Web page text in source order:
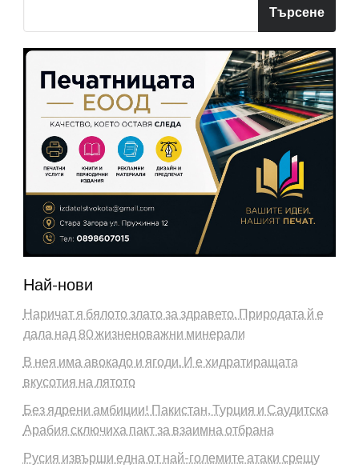
Търсене
Най-нови
Наричат я бялото злато за здравето. Природата й е
дала над 80 жизненоважни минерали
В нея има авокадо и ягоди. И е хидратиращата
вкусотия на лятото
Без ядрени амбиции! Пакистан, Турция и Саудитска
Арабия сключиха пакт за взаимна отбрана
Русия извърши една от най-големите атаки срещу